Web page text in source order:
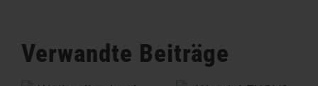
Verwandte Beiträge
Die Humboldt